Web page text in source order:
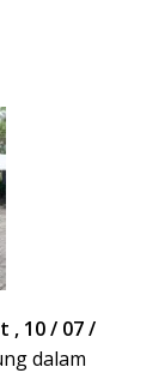
, 10 / 07 /
dalam